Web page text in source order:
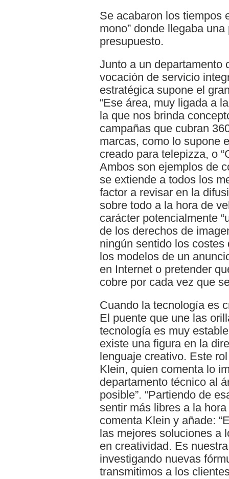
Se acabaron los tiempos
mono” donde llegaba
presupuesto.
Junto a un departamento
vocación de servicio
estratégica supone el
“Ese área, muy ligada a
la que nos brinda
campañas que cubran
marcas, como lo supone
creado para telepizza, o
Ambos son ejemplos de
se extiende a todos los
factor a revisar en la
sobre todo a la hora de
carácter potencialmente
de los derechos de
ningún sentido los
los modelos de un
en Internet o pretender
cobre por cada vez que
Cuando la tecnología es
El puente que une las
tecnología es muy
existe una figura en la
lenguaje creativo. Este
Klein, quien comenta lo
departamento técnico al
posible”. “Partiendo de
sentir más libres a la
comenta Klein y añade:
las mejores soluciones a
en creatividad. Es
investigando nuevas
transmitimos a los